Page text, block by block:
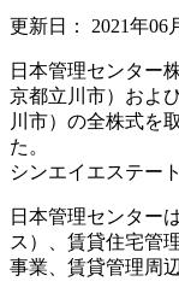
更新日： 2021年06
日本管理センター
京都立川市）およ
川市）の全株式を
た。
シンエイエステー
日本管理センター
ス）、賃貸住宅管
事業、賃貸管理周